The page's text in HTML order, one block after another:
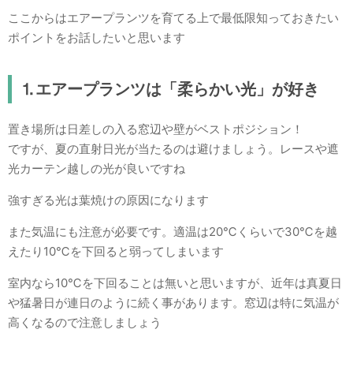
ここからはエアープランツを育てる上で最低限知っておきたい
ポイントをお話したいと思います
⒈エアープランツは「柔らかい光」が好き
置き場所は日差しの入る窓辺や壁がベストポジション！
ですが、夏の直射日光が当たるのは避けましょう。レースや遮
光カーテン越しの光が良いですね
強すぎる光は葉焼けの原因になります
また気温にも注意が必要です。適温は20℃くらいで30℃を越
えたり10℃を下回ると弱ってしまいます
室内なら10℃を下回ることは無いと思いますが、近年は真夏日
や猛暑日が連日のように続く事があります。窓辺は特に気温が
高くなるので注意しましょう